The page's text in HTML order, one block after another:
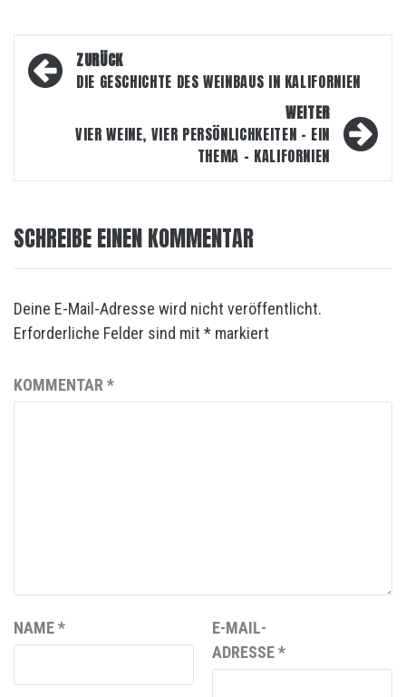
Beitragsnavigation
ZURÜCK
DIE GESCHICHTE DES WEINBAUS IN KALIFORNIEN
WEITER
VIER WEINE, VIER PERSÖNLICHKEITEN – EIN
THEMA – KALIFORNIEN
SCHREIBE EINEN KOMMENTAR
Deine E-Mail-Adresse wird nicht veröffentlicht.
Erforderliche Felder sind mit * markiert
KOMMENTAR*
NAME*
E-MAIL-
ADRESSE*